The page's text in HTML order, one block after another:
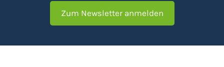
Zum Newsletter anmelden